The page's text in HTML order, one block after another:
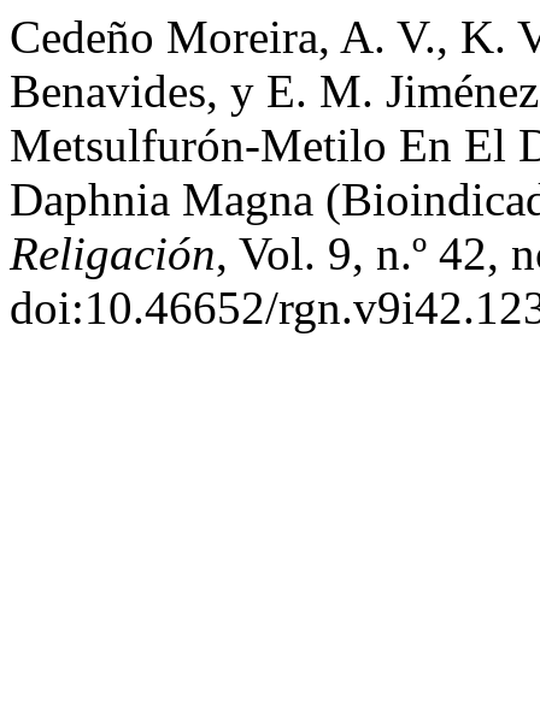
Cedeño Moreira, A. V., K.
Benavides, y E. M.
Metsulfurón-Metilo En El
Daphnia Magna
Religación, Vol. 9, n.º 42,
doi:10.46652/